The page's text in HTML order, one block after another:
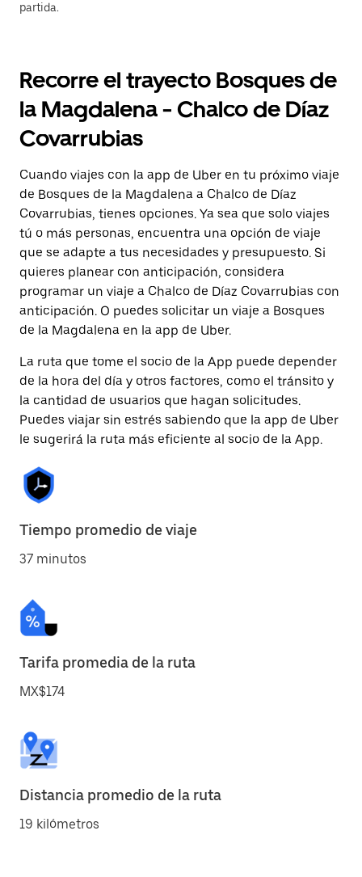
partida.
Recorre el trayecto Bosques de
la Magdalena - Chalco de Díaz
Covarrubias
Cuando viajes con la app de Uber en tu próximo viaje
de Bosques de la Magdalena a Chalco de Díaz
Covarrubias, tienes opciones. Ya sea que solo viajes
tú o más personas, encuentra una opción de viaje
que se adapte a tus necesidades y presupuesto. Si
quieres planear con anticipación, considera
programar un viaje a Chalco de Díaz Covarrubias con
anticipación. O puedes solicitar un viaje a Bosques
de la Magdalena en la app de Uber.
La ruta que tome el socio de la App puede depender
de la hora del día y otros factores, como el tránsito y
la cantidad de usuarios que hagan solicitudes.
Puedes viajar sin estrés sabiendo que la app de Uber
le sugerirá la ruta más eficiente al socio de la App.
Tiempo promedio de viaje
37 minutos
Tarifa promedia de la ruta
MX$174
Distancia promedio de la ruta
19 kilómetros